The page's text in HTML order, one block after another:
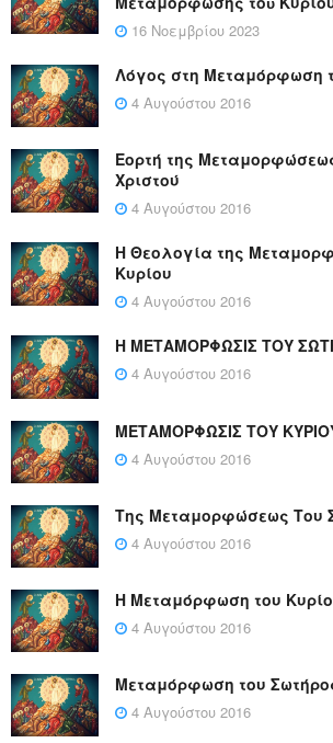
16 Νοεμβρίου 2023
Λόγος στη Μεταμόρφωση
4 Αυγούστου 2016
Εορτή της
Χριστού
4 Αυγούστου 2016
Η Θεολογία της
Κυρίου
4 Αυγούστου 2016
Η ΜΕΤΑΜΟΡΦΩΣΙΣ ΤΟΥ
4 Αυγούστου 2016
ΜΕΤΑΜΟΡΦΩΣΙΣ ΤΟΥ
4 Αυγούστου 2016
Της Μεταμορφώσεως Του
4 Αυγούστου 2016
Η Μεταμόρφωση του
4 Αυγούστου 2016
Μεταμόρφωση του
4 Αυγούστου 2016